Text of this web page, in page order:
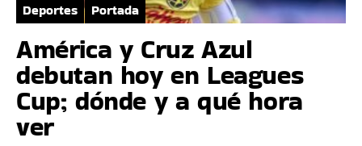
Deportes Portada
América y Cruz Azul
debutan hoy en Leagues
Cup; dónde y a qué hora
ver